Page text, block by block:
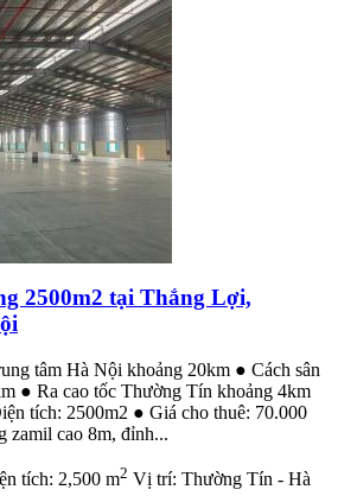
2500m2 tại Thắng Lợi,
tâm Hà Nội khoảng 20km ● Cách sân
● Ra cao tốc Thường Tín khoảng 4km
tích: 2500m2 ● Giá cho thuê: 70.000
cao 8m, đỉnh...
tích: 2,500 m2 Vị trí: Thường Tín - Hà